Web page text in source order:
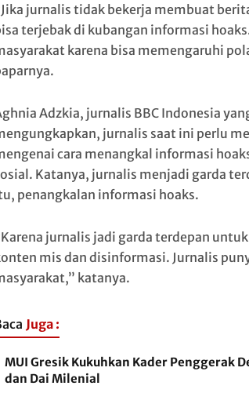
jurnalis tidak bekerja membuat
terjebak di kubangan informasi
karena bisa memengaruhi
Adzkia, jurnalis BBC Indonesia
jurnalis saat ini perlu
cara menangkal informasi
Katanya, jurnalis menjadi garda
penangkalan informasi hoaks.
jurnalis jadi garda terdepan
mis dan disinformasi. Jurnalis
katanya.
Juga :
MUI Gresik Kukuhkan Kader Penggerak
dan Dai Milenial